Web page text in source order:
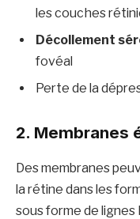
les couches
Décollement
fovéal
Perte de la
2. Membranes
Des membranes
la rétine dans les
sous forme de